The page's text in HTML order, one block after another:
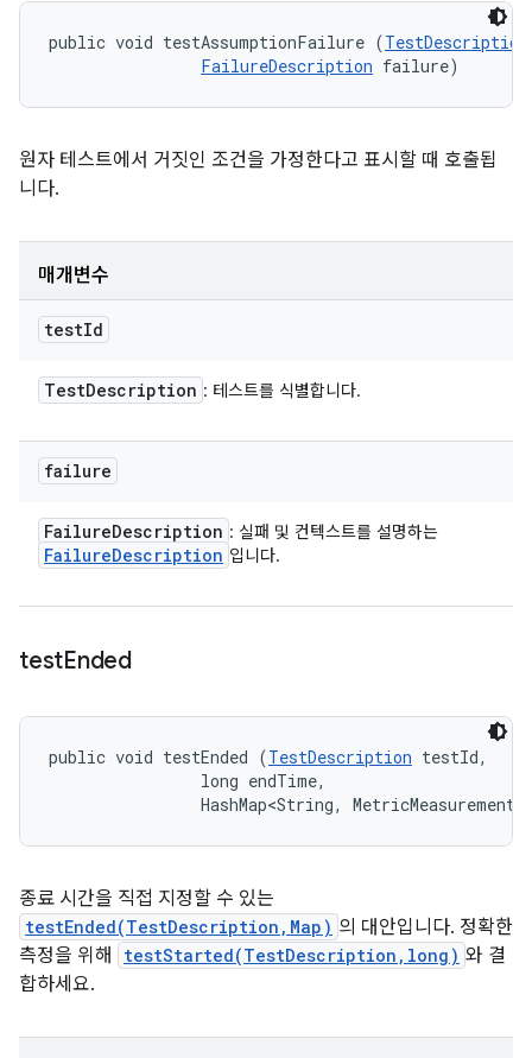
public void testAssumptionFailure (TestDescription
FailureDescription failure)
원자 테스트에서 거짓인 조건을 가정한다고 표시할 때 호출됩
니다.
매개변수
testId
TestDescription : 테스트를 식별합니다.
failure
FailureDescription : 실패 및 컨텍스트를 설명하는
FailureDescription 입니다.
testEnded
public void testEnded (TestDescription testId,
                long endTime,
HashMap<String,
종료 시간을 직접 지정할 수 있는
testEnded(TestDescription,Map) 의 대안입니다. 정확한
측정을 위해
testStarted(TestDescription,long) 와 결
합하세요.